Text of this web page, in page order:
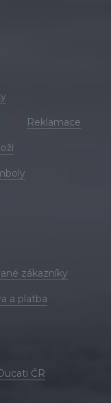
Reklamace
zákazníky
a platba
ČR